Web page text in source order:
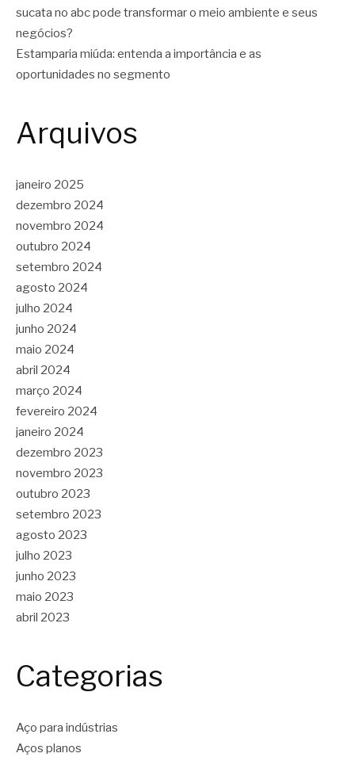
sucata no abc pode transformar o meio ambiente e seus
negócios?
Estamparia miúda: entenda a importância e as
oportunidades no segmento
Arquivos
janeiro 2025
dezembro 2024
novembro 2024
outubro 2024
setembro 2024
agosto 2024
julho 2024
junho 2024
maio 2024
abril 2024
março 2024
fevereiro 2024
janeiro 2024
dezembro 2023
novembro 2023
outubro 2023
setembro 2023
agosto 2023
julho 2023
junho 2023
maio 2023
abril 2023
Categorias
Aço para indústrias
Aços planos